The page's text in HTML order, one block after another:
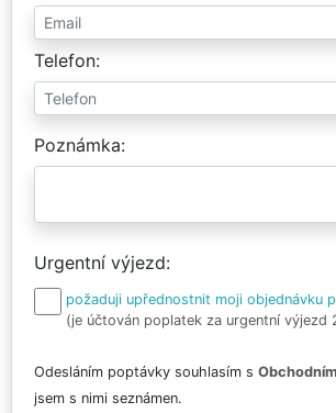
Telefon
Poznámka
Urgentní výjezd
požaduji upřednostnit moji objednávku
(je účtován poplatek za urgentní výjezd
Odesláním poptávky souhlasím s
jsem s nimi seznámen.